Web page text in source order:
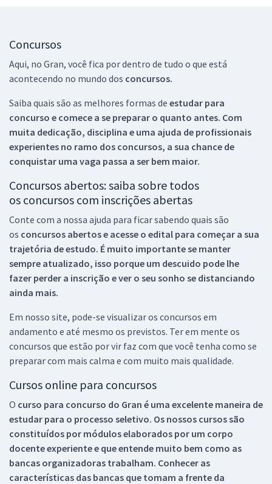
Concursos
Aqui, no Gran, você fica por dentro de tudo o que está
acontecendo no mundo dos concursos.
Saiba quais são as melhores formas de estudar para
concurso e comece a se preparar o quanto antes. Com
muita dedicação, disciplina e uma ajuda de profissionais
experientes no ramo dos concursos, a sua chance de
conquistar uma vaga passa a ser bem maior.
Concursos abertos: saiba sobre todos
os concursos com inscrições abertas
Conte com a nossa ajuda para ficar sabendo quais são
os concursos abertos e acesse o edital para começar a sua
trajetória de estudo. É muito importante se manter
sempre atualizado, isso porque um descuido pode lhe
fazer perder a inscrição e ver o seu sonho se distanciando
ainda mais.
Em nosso site, pode-se visualizar os concursos em
andamento e até mesmo os previstos. Ter em mente os
concursos que estão por vir faz com que você tenha como se
preparar com mais calma e com muito mais qualidade.
Cursos online para concursos
O curso para concurso do Gran é uma excelente maneira de
estudar para o processo seletivo. Os nossos cursos são
constituídos por módulos elaborados por um corpo
docente experiente e que entende muito bem como as
bancas organizadoras trabalham. Conhecer as
características das bancas que tomam a frente da